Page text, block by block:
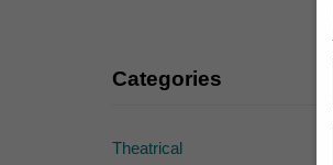
Categories
Theatrical